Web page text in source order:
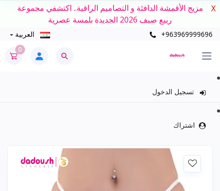
مزيج الأقمشة الدافئة و التصاميم الراقية.. اكتشفي مجموعة
ربيع صيف 2026 الجديدة بلمسة عصرية
X
+963969999696 العربية
0
تسجيل الدخول
اشتراك